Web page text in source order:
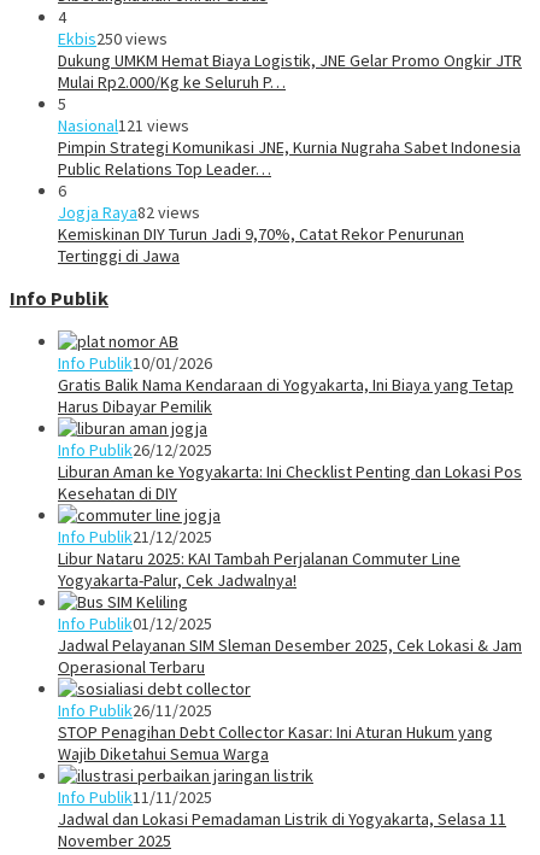
4
Ekbis250 views
Dukung UMKM Hemat Biaya Logistik, JNE Gelar Promo Ongkir JTR
Mulai Rp2.000/Kg ke Seluruh P…
5
Nasional121 views
Pimpin Strategi Komunikasi JNE, Kurnia Nugraha Sabet Indonesia
Public Relations Top Leader…
6
Jogja Raya82 views
Kemiskinan DIY Turun Jadi 9,70%, Catat Rekor Penurunan
Tertinggi di Jawa
Info Publik
Info Publik10/01/2026
Gratis Balik Nama Kendaraan di Yogyakarta, Ini Biaya yang Tetap
Harus Dibayar Pemilik
Info Publik26/12/2025
Liburan Aman ke Yogyakarta: Ini Checklist Penting dan Lokasi Pos
Kesehatan di DIY
Info Publik21/12/2025
Libur Nataru 2025: KAI Tambah Perjalanan Commuter Line
Yogyakarta-Palur, Cek Jadwalnya!
Info Publik01/12/2025
Jadwal Pelayanan SIM Sleman Desember 2025, Cek Lokasi & Jam
Operasional Terbaru
Info Publik26/11/2025
STOP Penagihan Debt Collector Kasar: Ini Aturan Hukum yang
Wajib Diketahui Semua Warga
Info Publik11/11/2025
Jadwal dan Lokasi Pemadaman Listrik di Yogyakarta, Selasa 11
November 2025